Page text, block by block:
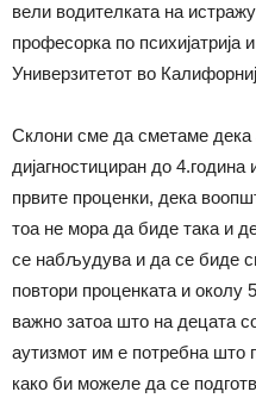
вели водителката на
професорка по психијатрија
Универзитетот во
Склони сме да сметаме дека
дијагностициран до
првите проценки, дека
тоа не мора да биде така и
се набљудува и да се биде
повтори проценката и околу
важно затоа што на децата
аутизмот им е потребна што
како би можеле да се